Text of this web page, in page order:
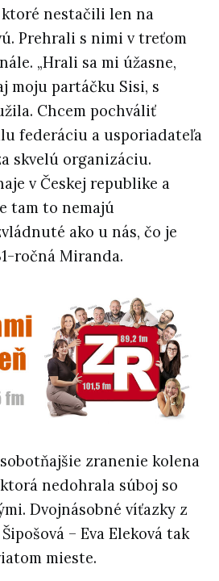
nestačili len na
Prehrali s nimi v treťom
„Hrali sa mi úžasne,
moju partáčku Sisi, s
Chcem pochváliť
federáciu a usporiadateľa
skvelú organizáciu.
v Českej republike a
tam to nemajú
ako u nás, čo je
ročná Miranda.
zranenie kolena
nedohrala súboj so
Dvojnásobné víťazky z
– Eva Eleková tak
mieste.